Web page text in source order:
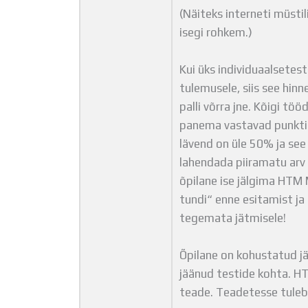
(Näiteks interneti
isegi rohkem.)
Kui üks
tulemusele, siis see
palli võrra jne. Kõigi
panema vastavad
lävend on üle 50% ja
lahendada piiramatu
õpilane ise jälgima
tundi“ enne esitamist ja
tegemata jätmisele!
Õpilane on kohustatud
jäänud testide kohta.
teade. Teadetesse